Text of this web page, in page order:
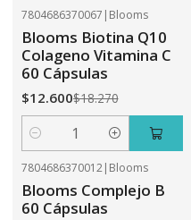
7804686370067 | Blooms
Blooms Biotina Q10
Colageno Vitamina C
60 Cápsulas
$12.600$18.270
Cantidad
7804686370012| Blooms
Blooms Complejo B
60 Cápsulas